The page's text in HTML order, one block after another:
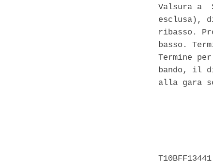
Valsura a
esclusa),
ribasso.
basso.
Termine
bando, il
alla gara